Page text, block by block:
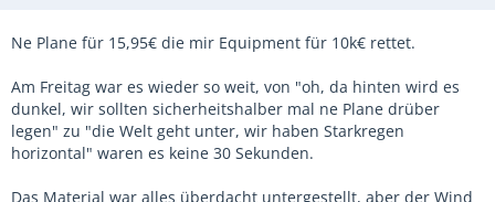
Ne Plane für 15,95€ die mir Equipment für 10k€ rettet.
Am Freitag war es wieder so weit, von "oh, da hinten wird es
dunkel, wir sollten sicherheitshalber mal ne Plane drüber
legen" zu "die Welt geht unter, wir haben Starkregen
horizontal" waren es keine 30 Sekunden.
Das Material war alles überdacht untergestellt, aber der Wind